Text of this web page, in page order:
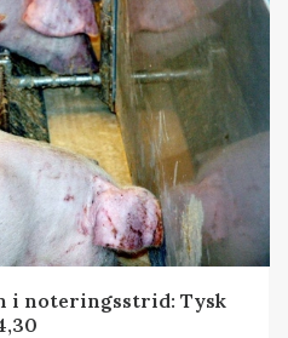
i noteringsstrid: Tysk